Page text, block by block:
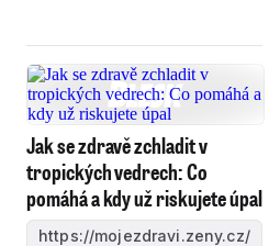
Jak se zdravě zchladit v
tropických vedrech: Co
pomáhá a kdy už riskujete úpal
https://mojezdravi.zeny.cz/